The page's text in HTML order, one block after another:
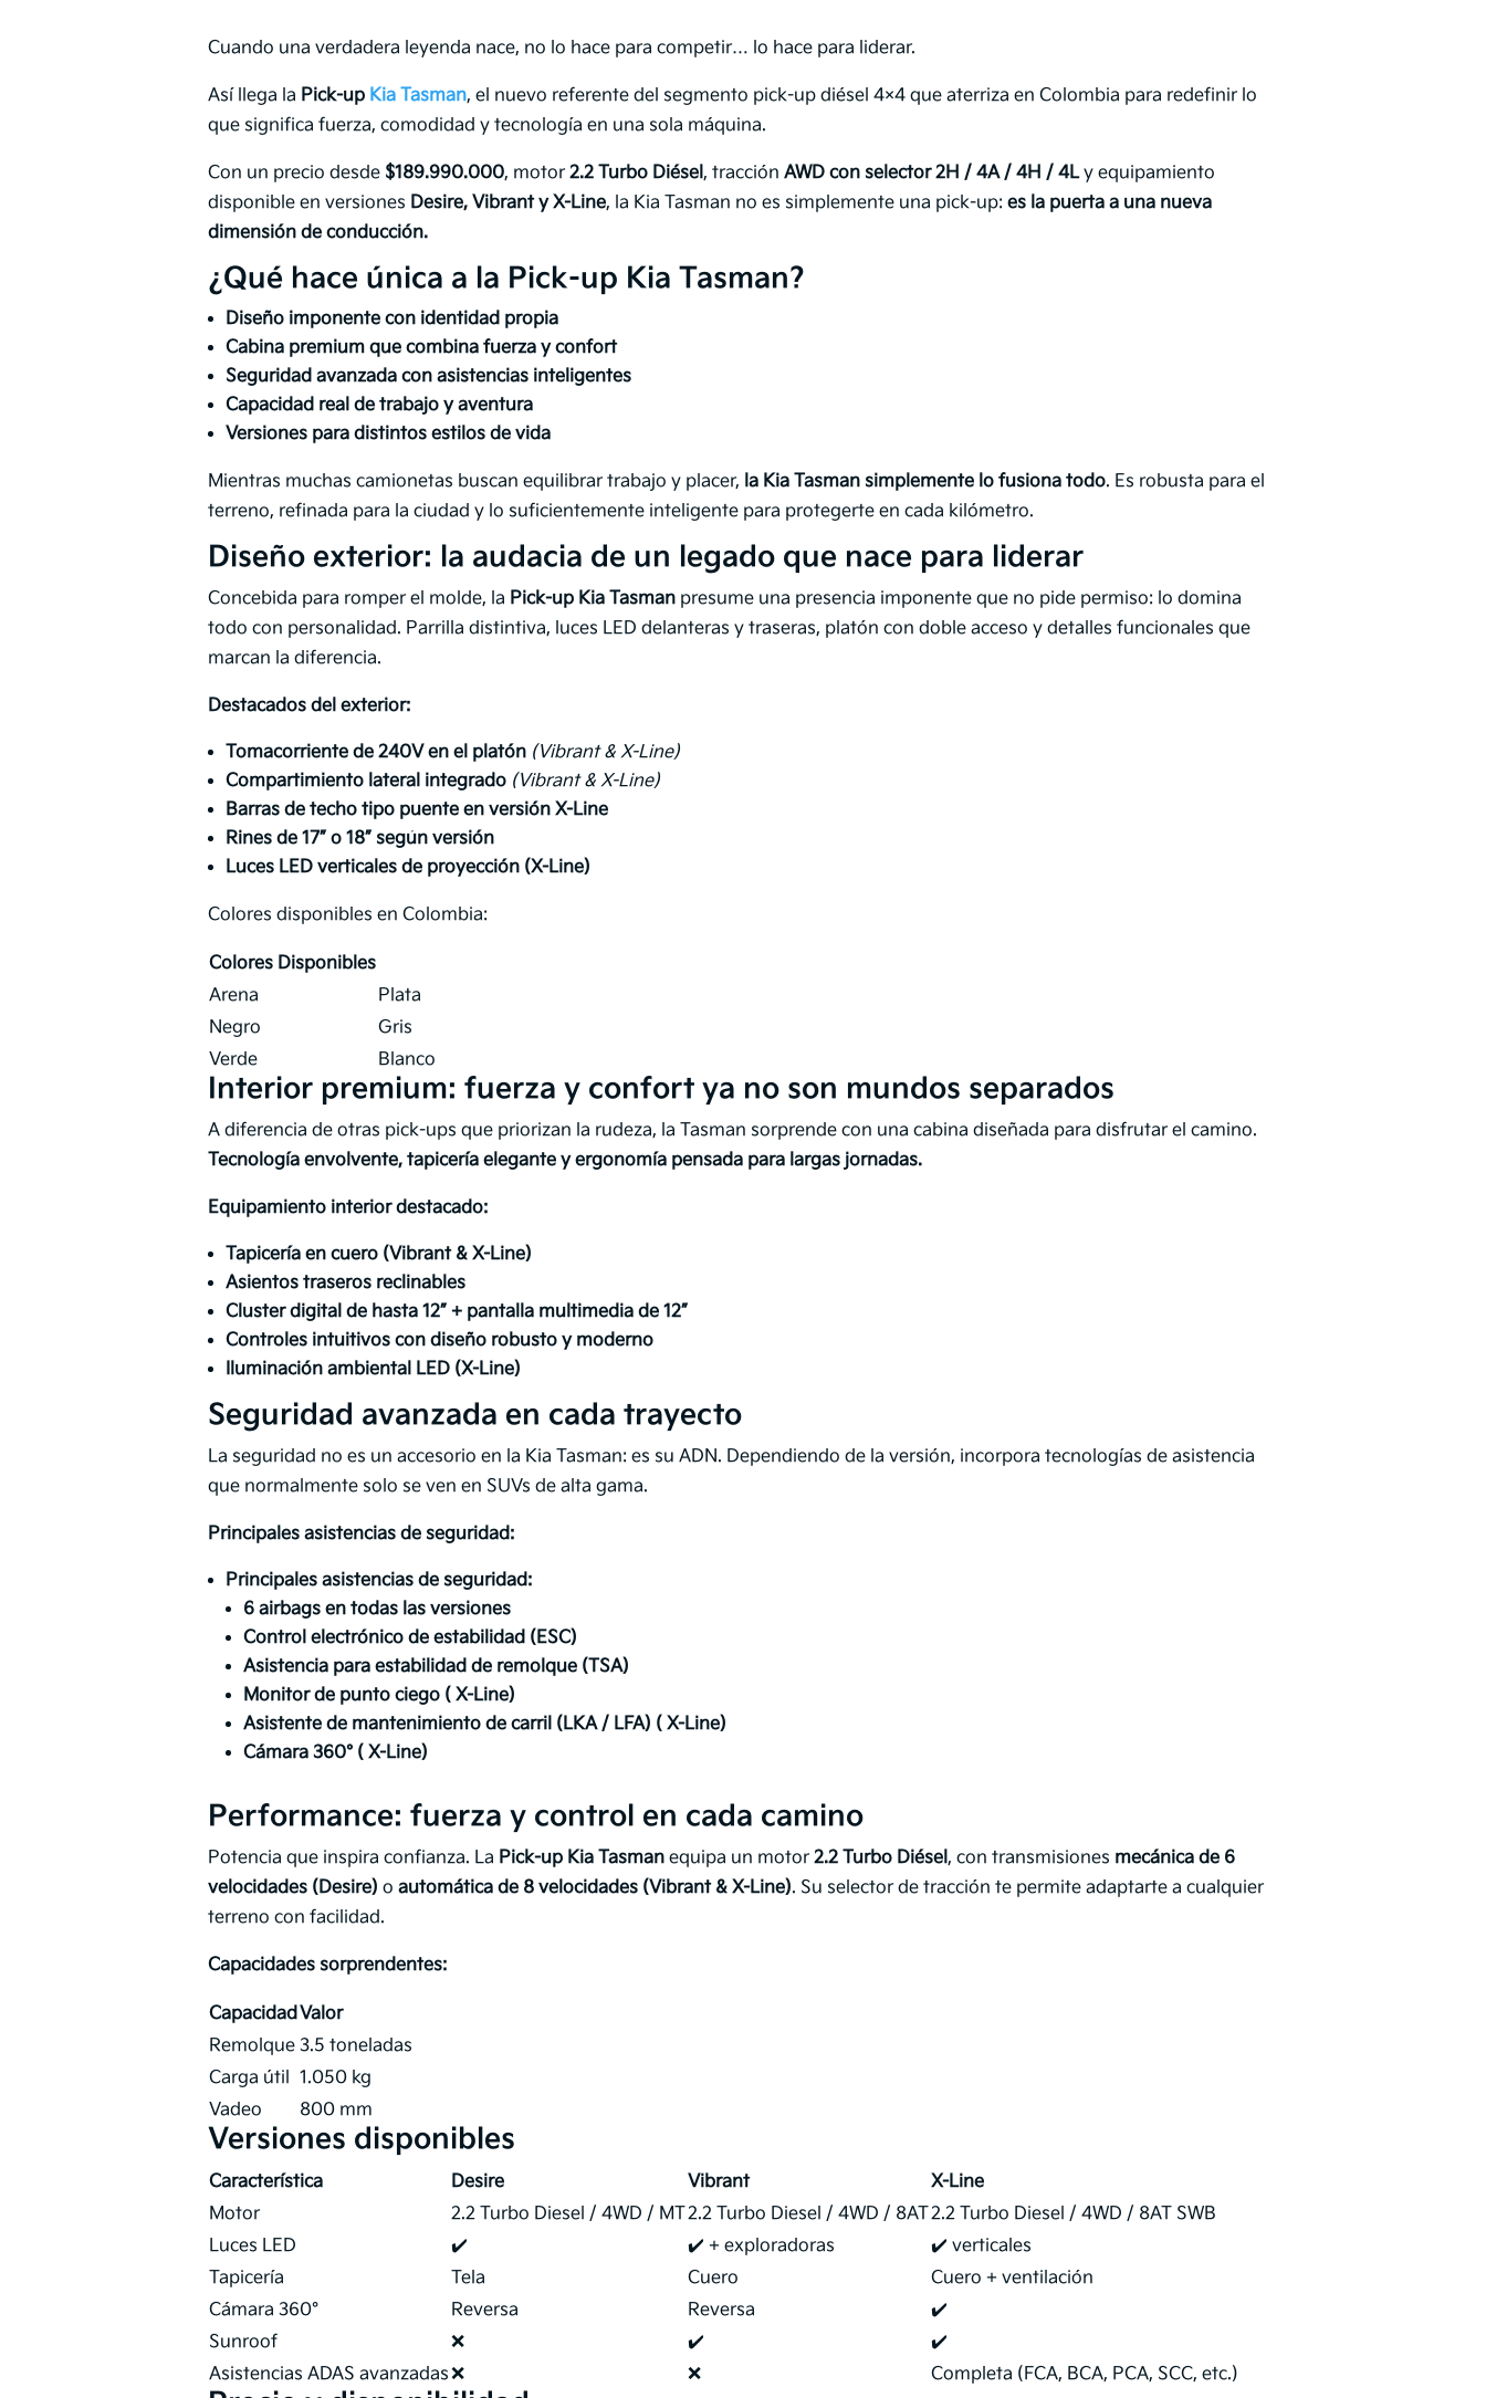
Cuando una verdadera leyenda nace, no lo hace para competir… lo hace para liderar.
Así llega la Pick-up Kia Tasman, el nuevo referente del segmento pick-up diésel 4×4 que aterriza en Colombia para redefinir lo
que significa fuerza, comodidad y tecnología en una sola máquina.
Con un precio desde $189.990.000, motor2.2 Turbo Diésel, tracciónAWD con selector 2H / 4A / 4H / 4Ly equipamiento
disponible en versiones Desire, Vibrant y X-Line, la Kia Tasman no es simplemente una pick-up:es la puerta a una nueva
dimensión de conducción.
¿Qué hace única a la Pick-up Kia Tasman?
Diseño imponente con identidad propia
Cabina premium que combina fuerza y confort
Seguridad avanzada con asistencias inteligentes
Capacidad real de trabajo y aventura
Versiones para distintos estilos de vida
Mientras muchas camionetas buscan equilibrar trabajo y placer, la Kia Tasman simplemente lo fusiona todo. Es robusta para el
terreno, refinada para la ciudad y lo suficientemente inteligente para protegerte en cada kilómetro.
Diseño exterior: la audacia de un legado que nace para liderar
Concebida para romper el molde, la Pick-up Kia Tasman presume una presencia imponente que no pide permiso: lo domina
todo con personalidad. Parrilla distintiva, luces LED delanteras y traseras, platón con doble acceso y detalles funcionales que
marcan la diferencia.
Destacados del exterior:
Tomacorriente de 240V en el platón (Vibrant & X-Line)
Compartimiento lateral integrado (Vibrant & X-Line)
Barras de techo tipo puente en versión X-Line
Rines de 17” o 18” según versión
Luces LED verticales de proyección (X-Line)
Colores disponibles en Colombia:
Colores Disponibles
Arena
Plata
Negro
Gris
Verde
Blanco
Interior premium: fuerza y confort ya no son mundos separados
A diferencia de otras pick-ups que priorizan la rudeza, la Tasman sorprende con una cabina diseñada para disfrutar el camino.
Tecnología envolvente, tapicería elegante y ergonomía pensada para largas jornadas.
Equipamiento interior destacado:
Tapicería en cuero (Vibrant & X-Line)
Asientos traseros reclinables
Cluster digital de hasta 12” + pantalla multimedia de 12”
Controles intuitivos con diseño robusto y moderno
Iluminación ambiental LED (X-Line)
Seguridad avanzada en cada trayecto
La seguridad no es un accesorio en la Kia Tasman: es su ADN. Dependiendo de la versión, incorpora tecnologías de asistencia
que normalmente solo se ven en SUVs de alta gama.
Principales asistencias de seguridad:
Principales asistencias de seguridad:
6 airbags en todas las versiones
Control electrónico de estabilidad (ESC)
Asistencia para estabilidad de remolque (TSA)
Monitor de punto ciego ( X-Line)
Asistente de mantenimiento de carril (LKA / LFA) ( X-Line)
Cámara 360° ( X-Line)
Performance: fuerza y control en cada camino
Potencia que inspira confianza. La Pick-up Kia Tasman equipa un motor2.2 Turbo Diésel, con transmisiones mecánica de 6
velocidades (Desire) oautomática de 8 velocidades (Vibrant & X-Line). Su selector de tracción te permite adaptarte a cualquier
terreno con facilidad.
Capacidades sorprendentes:
CapacidadValor
Remolque 3.5 toneladas
Carga útil 1.050 kg
Vadeo
800 mm
Versiones disponibles
Característica Desire Vibrant
X-Line
Motor
2.2 Turbo Diesel / 4WD / MT2.2 Turbo Diesel / 4WD / 8AT2.2 Turbo Diesel / 4WD / 8AT SWB
Luces LED
✔️ ✔️ + exploradoras
✔️ verticales
Tapicería
Tela Cuero
Cuero + ventilación
Cámara 360°
Reversa Reversa
✔️
Sunroof
❌ ✔️
✔️
Asistencias ADAS avanzadas❌ ❌ Completa (FCA, BCA, PCA, SCC, etc.)